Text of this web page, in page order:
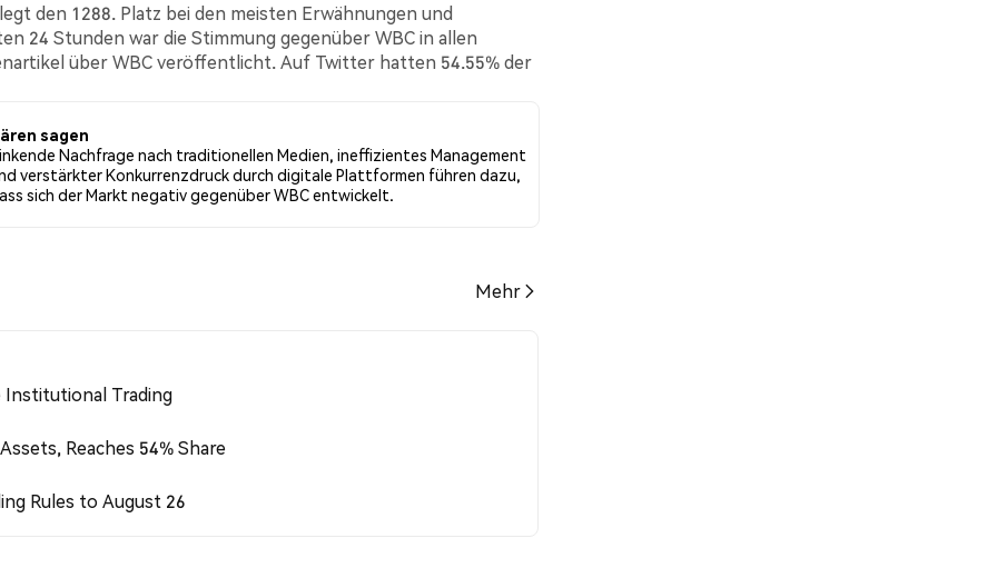
den 1288. Platz bei den meisten Erwähnungen und
24 Stunden war die Stimmung gegenüber WBC in allen
über WBC veröffentlicht. Auf Twitter hatten 54.55% der
sagen
Nachfrage nach traditionellen Medien, ineffizientes Management
verstärkter Konkurrenzdruck durch digitale Plattformen führen dazu,
sich der Markt negativ gegenüber WBC entwickelt.
Mehr
Institutional Trading
Reaches 54% Share
Rules to August 26